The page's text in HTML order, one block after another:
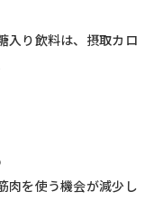
入り飲料は、摂取カロ
肉を使う機会が減少し